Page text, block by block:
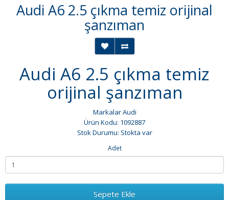
Audi A6 2.5 çıkma temiz orijinal
şanzıman
Audi A6 2.5 çıkma temiz
orijinal şanzıman
MarkalarAudi
Ürün Kodu: 1092887
Stok Durumu: Stokta var
Adet
Sepete Ekle